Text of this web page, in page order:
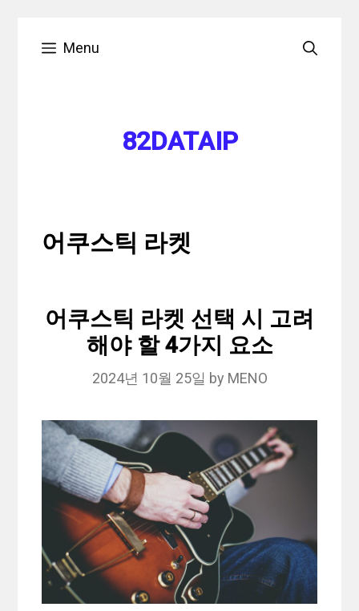
Menu
82DATAIP
어쿠스틱 라켓
어쿠스틱 라켓 선택 시 고려
해야 할 4가지 요소
2024년 10월 25일 by MENO